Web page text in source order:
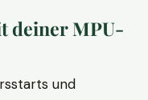
deiner MPU-
und